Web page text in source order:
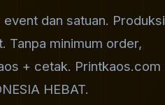
dan satuan. Produksi
Tanpa minimum order,
+ cetak. Printkaos.com
HEBAT.